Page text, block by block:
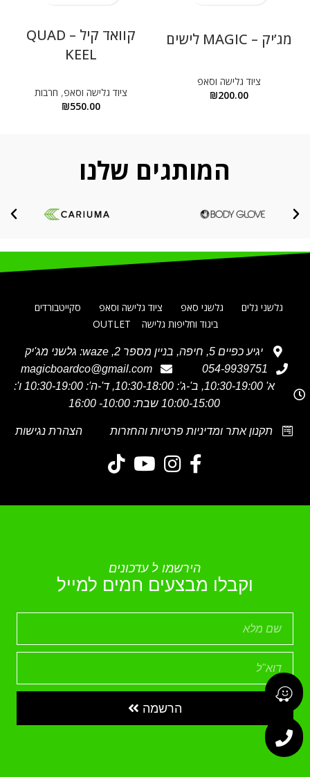
מג’יק – MAGIC לישים
ציוד גלישה וסאפ
₪200.00
קוואד קיל – QUAD
KEEL
ציוד גלישה וסאפ, חרבות
₪550.00
המותגים שלנו
גלשני גלים גלשני סאפ ציוד גלישה וסאפ
סקייטבורדים
ביגוד וחליפות גלישה
OUTLET
יגיע כפיים 5, חיפה, בניין מספר 2, waze: גלשני מג'יק
054-9939751
magicboardco@gmail.com
א' 10:30-19:00, ב'-ג': 10:30-18:00, ד'-ה': 10:30-19:00 ו':
10:00-15:00 שבת: 10:00- 16:00
תקנון אתר ומדיניות פרטיות והחזרות הצהרת נגישות
הירשמו ל עדכונים
וקבלו מבצעים חמים למייל
הרשמה